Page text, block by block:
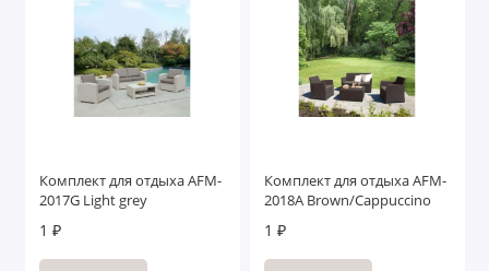
Комплект для отдыха AFM-
2017G Light grey
1 ₽
Комплект для отдыха AFM-
2018A Brown/Cappuccino
1 ₽